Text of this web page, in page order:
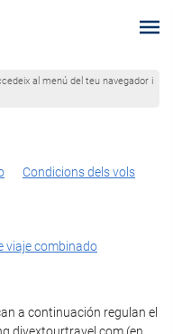
al menú del teu navegador i
Condicions dels vols
viaje combinado
a continuación regulan el